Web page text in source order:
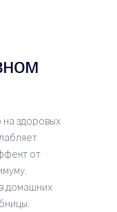
на здоровых
от
домашних